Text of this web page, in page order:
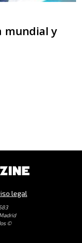
mundial y
legal
©